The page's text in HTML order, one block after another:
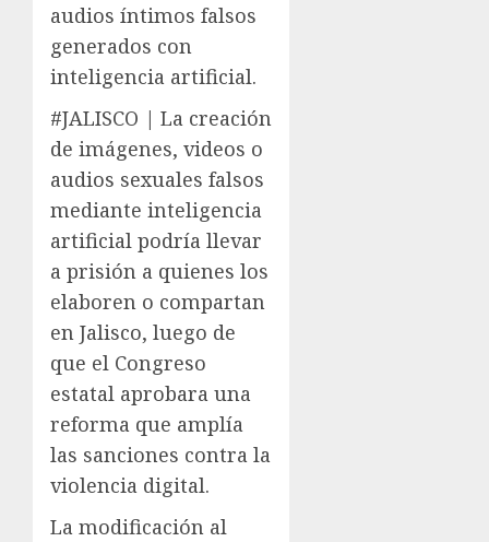
audios íntimos falsos
generados con
inteligencia artificial.
#JALISCO | La creación
de imágenes, videos o
audios sexuales falsos
mediante inteligencia
artificial podría llevar
a prisión a quienes los
elaboren o compartan
en Jalisco, luego de
que el Congreso
estatal aprobara una
reforma que amplía
las sanciones contra la
violencia digital.
La modificación al